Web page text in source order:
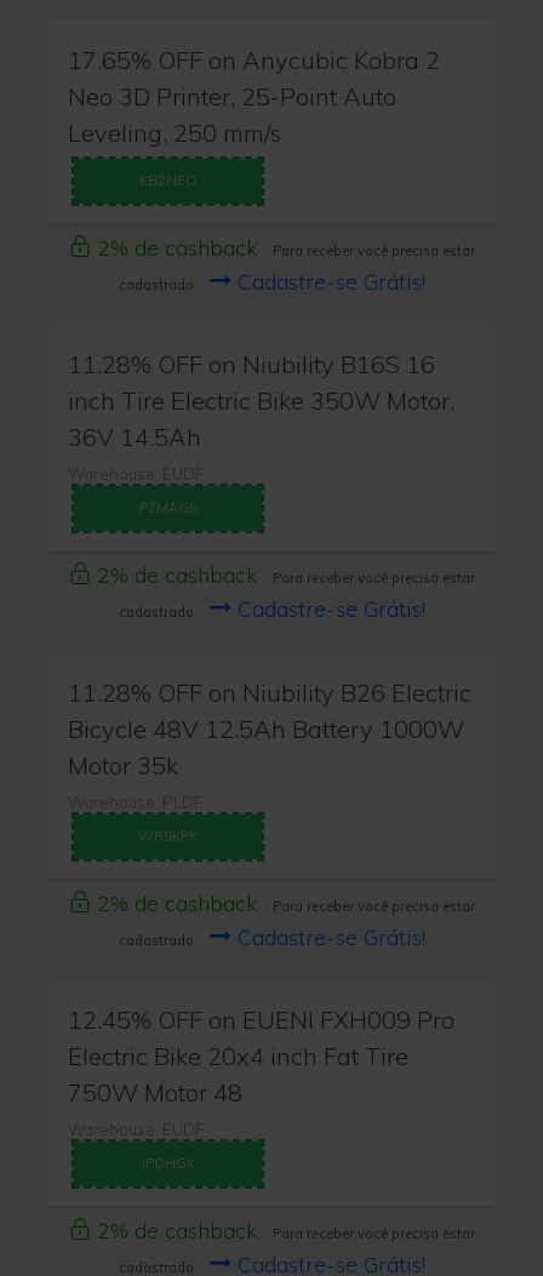
17.65% OFF on Anycubic Kobra 2
Neo 3D Printer, 25-Point Auto
Leveling, 250 mm/s
KB2NEO
2% de cashback
Para receber você precisa estar
cadastrado
Cadastre-se Grátis!
11.28% OFF on Niubility B16S 16
inch Tire Electric Bike 350W Motor,
36V 14.5Ah
Warehouse: EUDF
PZMAG5
2% de cashback
Para receber você precisa estar
cadastrado
Cadastre-se Grátis!
11.28% OFF on Niubility B26 Electric
Bicycle 48V 12.5Ah Battery 1000W
Motor 35k
Warehouse: PLDF
WR9KPK
2% de cashback
Para receber você precisa estar
cadastrado
Cadastre-se Grátis!
12.45% OFF on EUENI FXH009 Pro
Electric Bike 20x4 inch Fat Tire
750W Motor 48
Warehouse: EUDF
IPOHGK
2% de cashback
Para receber você precisa estar
cadastrado
Cadastre-se Grátis!